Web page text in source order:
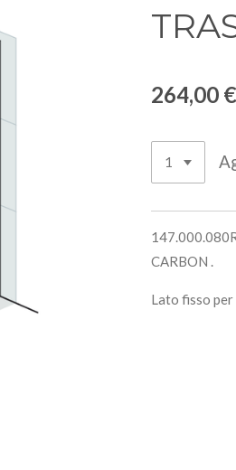
264,00 €
CARBON .
Lato fisso